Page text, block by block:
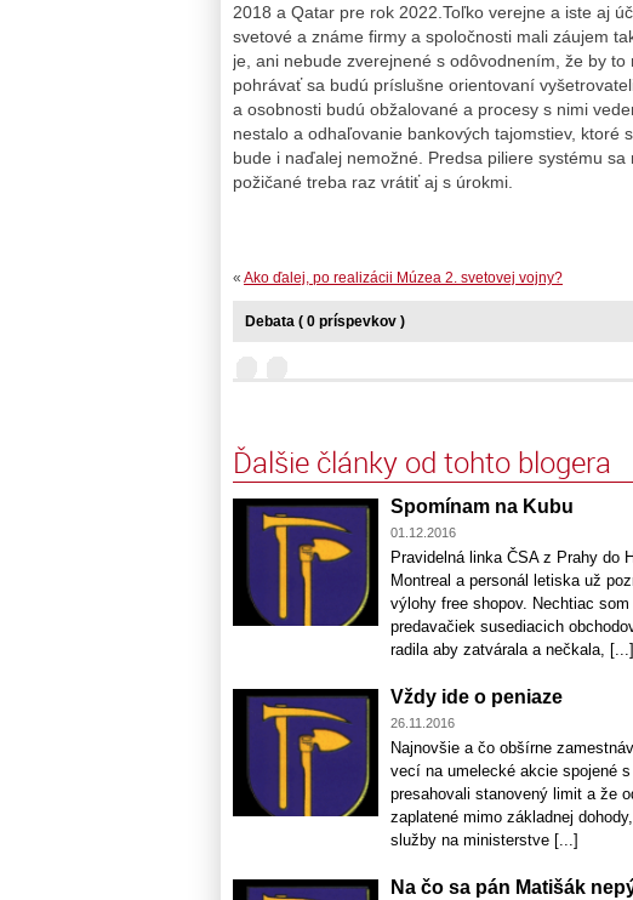
2018 a Qatar pre rok 2022.Toľko verejne a iste aj
svetové a známe firmy a spoločnosti mali záujem
je, ani nebude zverejnené s odôvodnením, že by to
pohrávať sa budú príslušne orientovaní
a osobnosti budú obžalované a procesy s nimi
nestalo a odhaľovanie bankových tajomstiev, ktoré
bude i naďalej nemožné. Predsa piliere systému
požičané treba raz vrátiť aj s úrokmi.
« Ako ďalej, po realizácii Múzea 2. svetovej vojny?
Debata ( 0 príspevkov )
Ďalšie články od tohto blogera
Spomínam na Kubu
01.12.2016
Pravidelná linka ČSA z Prahy do
Montreal a personál letiska už
výlohy free shopov. Nechtiac
predavačiek susediacich
radila aby zatvárala a nečkala, [...]
Vždy ide o peniaze
26.11.2016
Najnovšie a čo obšírne
vecí na umelecké akcie spojené
presahovali stanovený limit a že
zaplatené mimo základnej
služby na ministerstve [...]
Na čo sa pán Matišák